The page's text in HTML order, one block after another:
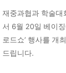
재중과협과 학술대
서 6월 20일 베이
로드쇼’ 행사를 개
드립니다.